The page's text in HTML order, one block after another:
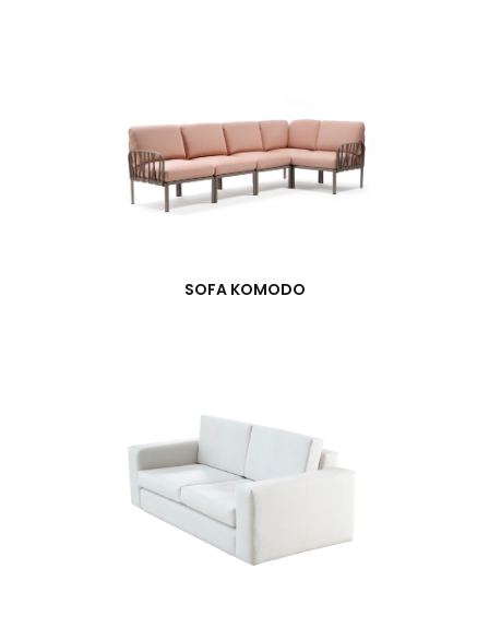
SOFA KOMODO